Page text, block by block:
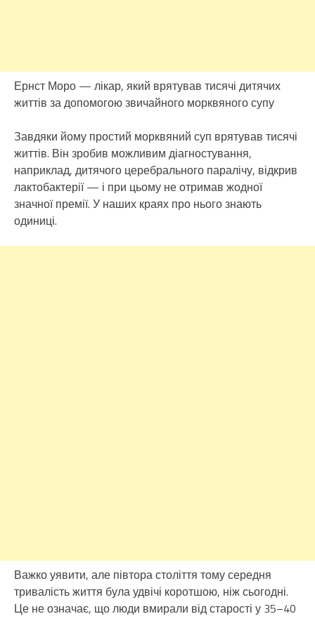
Ернст Моро — лікар, який врятував тисячі дитячих
життів за допомогою звичайного морквяного супу
Завдяки йому простий морквяний суп врятував тисячі
життів. Він зробив можливим діагностування,
наприклад, дитячого церебрального паралічу, відкрив
лактобактерії — і при цьому не отримав жодної
значної премії. У наших краях про нього знають
одиниці.
Важко уявити, але півтора століття тому середня
тривалість життя була удвічі коротшою, ніж сьогодні.
Це не означає, що люди вмирали від старості у 35–40